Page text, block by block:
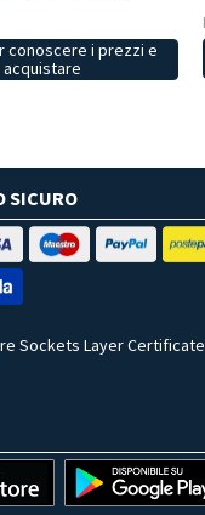
conoscere i prezzi e
acquistare
SICURO
Sockets Layer